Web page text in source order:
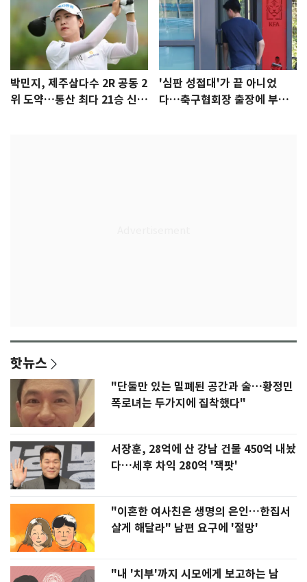
박민지, 제주삼다수 2R 공동 2
위 도약…통산 최다 21승 신기
'심판 성접대'가 끝 아니었
다…축구협회장 출장에 부인
핫뉴스
"단둘만 있는 밀폐된 공간과 술…황정민
폭로녀는 두가지에 집착했다"
서장훈, 28억에 산 강남 건물 450억 내놨
다…세후 차익 280억 '잭팟'
"이혼한 여사친은 생명의 은인…한집서
살게 해달라" 남편 요구에 '절망'
"내 '치부'까지 시모에게 보고하는 남